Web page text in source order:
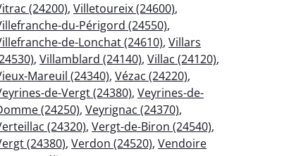
(24200), Villetoureix (24600),
du-Périgord (24550),
de-Lonchat (24610), Villars
, Villamblard (24140), Villac (24120),
Mareuil (24340), Vézac (24220),
de-Vergt (24380), Veyrines-de-
(24250), Veyrignac (24370),
(24320), Vergt-de-Biron (24540),
(24380), Verdon (24520), Vendoire